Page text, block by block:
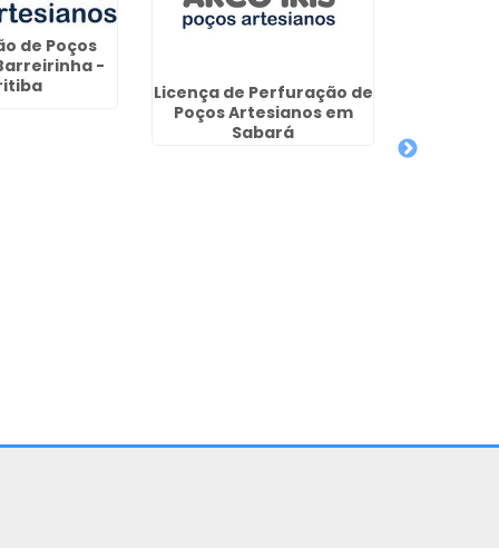
de Poços
-
Licença de Perfuração de
Poços Artesianos em
Sabará